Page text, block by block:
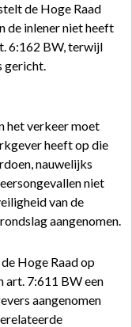
de Hoge Raad
de inlener niet heeft
6:162 BW, terwijl
gericht.
het verkeer moet
heeft op die
nauwelijks
niet
van de
aangenomen.
Hoge Raad op
art. 7:611 BW een
aangenomen